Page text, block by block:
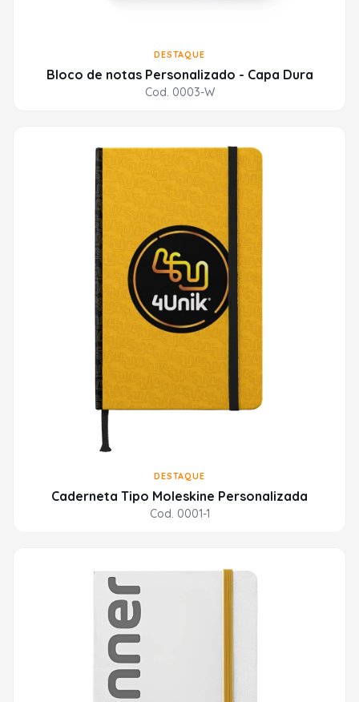
DESTAQUE
Bloco de notas Personalizado - Capa Dura
Cod. 0003-W
DESTAQUE
Caderneta Tipo Moleskine Personalizada
Cod. 0001-1